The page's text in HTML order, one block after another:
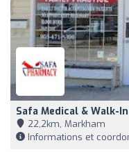
Safa Medical & Walk-
22,2km, Markham
Informations et